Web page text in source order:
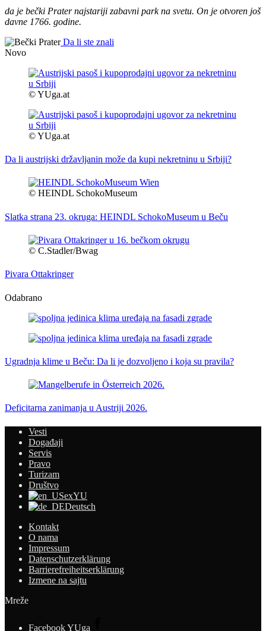
da je bečki Prater najstariji zabavni park na svetu. On je otvoren još
davne 1766. godine.
Da li ste znali
Novo
© YUga.at
© YUga.at
Da li austrijski državljanin može da kupi nekretninu u Srbiji?
© HEINDL SchokoMuseum
Slatka strana 23. okruga: HEINDL SchokoMuseum u Beču
© C.Stadler/Bwag
Pivara Ottakringer
Odabrano
Ugradnja klime u Beču: Da li je dozvoljeno i koja su pravila?
Deficitarna zanimanja u Austriji 2026.
Vesti
Događaji
Servis
Pravo
Turizam
Društvo
exYU
Deutsch
Kontakt
O nama
Impressum
Datenschutzerklärung
Barrierefreiheitserklärung
Izmene na sajtu
Mreže
Facebook YUga